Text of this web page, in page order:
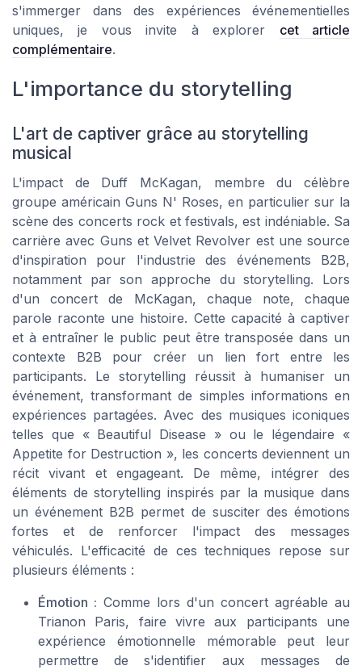
s'immerger dans des expériences événementielles
uniques, je vous invite à explorer cet article
complémentaire.
L'importance du storytelling
L'art de captiver grâce au storytelling
musical
L'impact de Duff McKagan, membre du célèbre
groupe américain Guns N' Roses, en particulier sur la
scène des concerts rock et festivals, est indéniable. Sa
carrière avec Guns et Velvet Revolver est une source
d'inspiration pour l'industrie des événements B2B,
notamment par son approche du storytelling. Lors
d'un concert de McKagan, chaque note, chaque
parole raconte une histoire. Cette capacité à captiver
et à entraîner le public peut être transposée dans un
contexte B2B pour créer un lien fort entre les
participants. Le storytelling réussit à humaniser un
événement, transformant de simples informations en
expériences partagées. Avec des musiques iconiques
telles que « Beautiful Disease » ou le légendaire «
Appetite for Destruction », les concerts deviennent un
récit vivant et engageant. De même, intégrer des
éléments de storytelling inspirés par la musique dans
un événement B2B permet de susciter des émotions
fortes et de renforcer l'impact des messages
véhiculés. L'efficacité de ces techniques repose sur
plusieurs éléments :
Émotion : Comme lors d'un concert agréable au
Trianon Paris, faire vivre aux participants une
expérience émotionnelle mémorable peut leur
permettre de s'identifier aux messages de